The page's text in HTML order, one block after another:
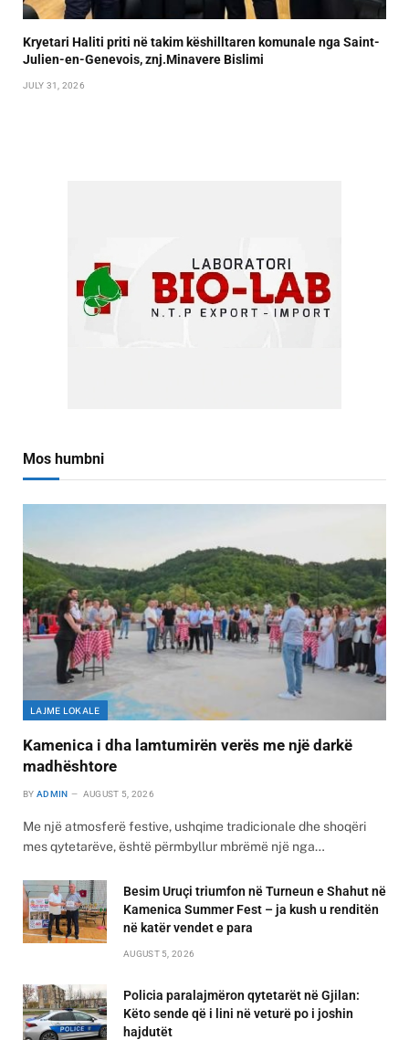
Kryetari Haliti priti në takim këshilltaren komunale nga Saint-
Julien-en-Genevois, znj.Minavere Bislimi
JULY 31, 2026
Mos humbni
LAJME LOKALE
Kamenica i dha lamtumirën verës me një darkë
madhështore
BY ADMIN AUGUST 5, 2026
Me një atmosferë festive, ushqime tradicionale dhe shoqëri
mes qytetarëve, është përmbyllur mbrëmë një nga…
Besim Uruçi triumfon në Turneun e Shahut në
Kamenica Summer Fest – ja kush u renditën
në katër vendet e para
AUGUST 5, 2026
Policia paralajmëron qytetarët në Gjilan:
Këto sende që i lini në veturë po i joshin
hajdutët